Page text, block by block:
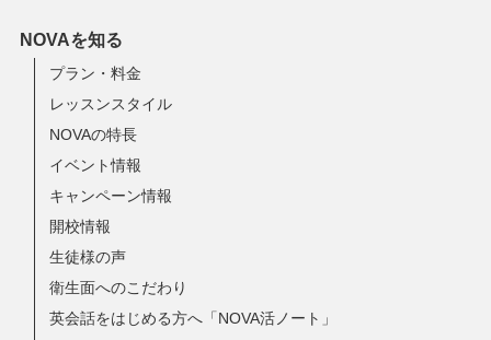
NOVAを知る
プラン・料金
レッスンスタイル
NOVAの特長
イベント情報
キャンペーン情報
開校情報
生徒様の声
衛生面へのこだわり
英会話をはじめる方へ「NOVA活ノート」